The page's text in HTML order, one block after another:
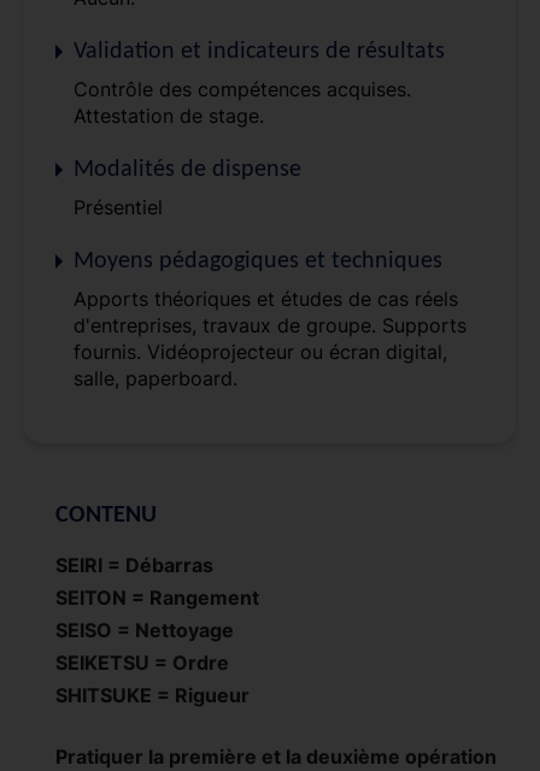
Validation et indicateurs de résultats
Contrôle des compétences acquises.
Attestation de stage.
Modalités de dispense
Présentiel
Moyens pédagogiques et techniques
Apports théoriques et études de cas réels
d'entreprises, travaux de groupe. Supports
fournis. Vidéoprojecteur ou écran digital,
salle, paperboard.
CONTENU
SEIRI = Débarras
SEITON = Rangement
SEISO = Nettoyage
SEIKETSU = Ordre
SHITSUKE = Rigueur
Pratiquer la première et la deuxième opération